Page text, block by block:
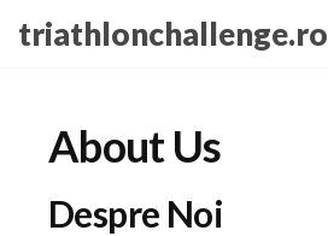
triathlonchallenge.ro
About Us
Despre Noi